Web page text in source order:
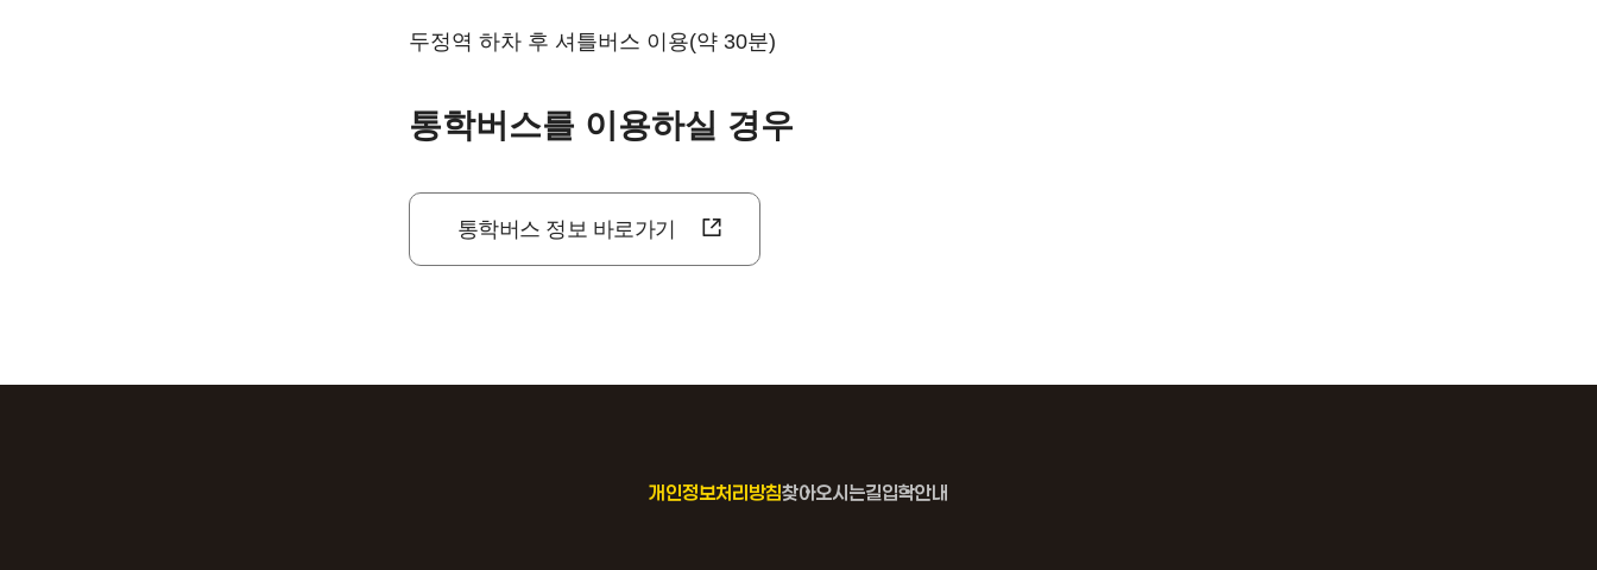
두정역 하차 후 셔틀버스 이용(약 30분)
통학버스를 이용하실 경우
통학버스 정보 바로가기
개인정보처리방침찾아오시는길입학안내